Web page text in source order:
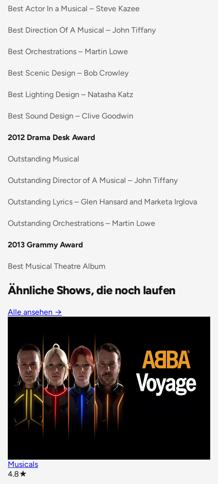
Best Actor In a Musical – Steve Kazee
Best Direction Of A Musical – John Tiffany
Best Orchestrations – Martin Lowe
Best Scenic Design – Bob Crowley
Best Lighting Design – Natasha Katz
Best Sound Design – Clive Goodwin
2012 Drama Desk Award
Outstanding Musical
Outstanding Director of A Musical – John Tiffany
Outstanding Lyrics – Glen Hansard and Marketa Irglova
Outstanding Orchestrations – Martin Lowe
2013 Grammy Award
Best Musical Theatre Album
Ähnliche Shows, die noch laufen
Alle ansehen →
Musicals
4.8★